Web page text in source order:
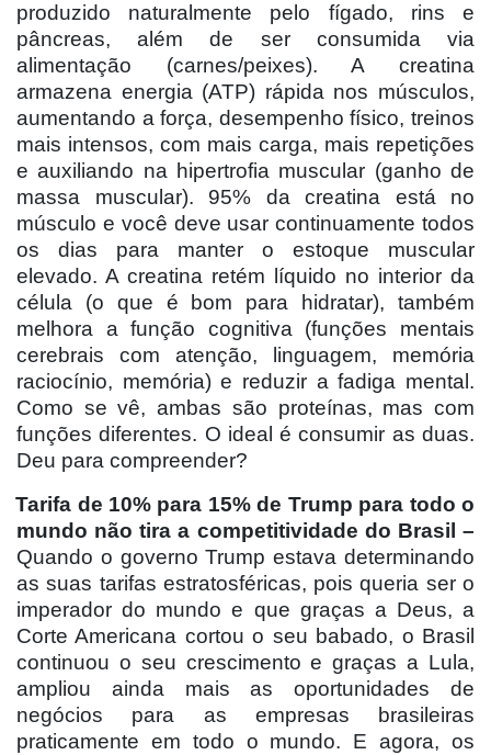
produzido naturalmente pelo fígado, rins e
pâncreas, além de ser consumida via
alimentação (carnes/peixes). A creatina
armazena energia (ATP) rápida nos músculos,
aumentando a força, desempenho físico, treinos
mais intensos, com mais carga, mais repetições
e auxiliando na hipertrofia muscular (ganho de
massa muscular). 95% da creatina está no
músculo e você deve usar continuamente todos
os dias para manter o estoque muscular
elevado. A creatina retém líquido no interior da
célula (o que é bom para hidratar), também
melhora a função cognitiva (funções mentais
cerebrais com atenção, linguagem, memória
raciocínio, memória) e reduzir a fadiga mental.
Como se vê, ambas são proteínas, mas com
funções diferentes. O ideal é consumir as duas.
Deu para compreender?
Tarifa de 10% para 15% de Trump para todo o
mundo não tira a competitividade do Brasil –
Quando o governo Trump estava determinando
as suas tarifas estratosféricas, pois queria ser o
imperador do mundo e que graças a Deus, a
Corte Americana cortou o seu babado, o Brasil
continuou o seu crescimento e graças a Lula,
ampliou ainda mais as oportunidades de
negócios para as empresas brasileiras
praticamente em todo o mundo. E agora, os